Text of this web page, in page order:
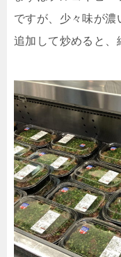
ですが、少々味が濃
追加して炒めると、